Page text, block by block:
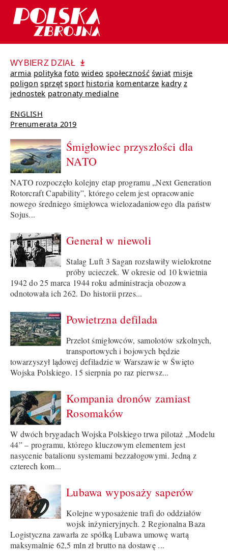
WYBIERZ DZIAŁ
armia polityka foto wideo społeczność świat misje
poligon sprzęt sport historia komentarze kadry z
jednostek patronaty medialne
ENGLISH
Prenumerata 2019
Śmigłowiec przyszłości dla
NATO
NATO rozpoczęło kolejny etap programu „Next Generation
Rotorcraft Capability”, którego celem jest opracowanie
nowego średniego śmigłowca wielozadaniowego dla państw
Sojus...
Generał w niewoli
Stalag Luft 3 Sagan rozsławiły wielokrotne
próby ucieczek. W okresie od 10 kwietnia
1942 do 25 marca 1944 roku administracja obozowa
odnotowała ich 262. Do historii przes...
Powietrzna defilada
Przelot śmigłowców, samolotów szkolnych,
transportowych i bojowych będzie
towarzyszył lądowej defiladzie w Warszawie w Święto
Wojska Polskiego. 15 sierpnia po raz pierwsz...
Kompania dronów zamiast
Rosomaków
W dwóch brygadach Wojska Polskiego trwa pilotaż „Modelu
44” – programu, którego kluczowym elementem jest
nasycenie batalionu systemami bezzałogowymi. Jedną z
czterech kom...
Lubawa wyposaży saperów
Kolejne wyposażenie trafi do oddziałów
wojsk inżynieryjnych. 2 Regionalna Baza
Logistyczna zawarła ze spółką Lubawa umowę wartą
maksymalnie 62,5 mln zł brutto na dostawę ...